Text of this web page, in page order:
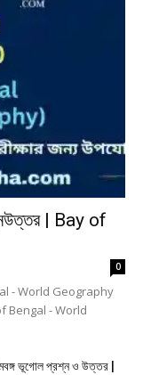
| Bay of
0
- World Geography
of Bengal - World
ভূগোল প্রশ্ন ও উত্তর |